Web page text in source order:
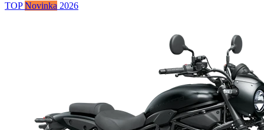
TOP Novinka 2026